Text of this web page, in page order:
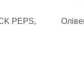
PEPS,